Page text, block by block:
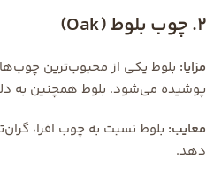
2. چوب بلوط (Oak)
مزایا: بلوط یکی از محبوب‌ترین
پوشیده می‌شود. بلوط همچنین به
معایب: بلوط نسبت به چوب افرا،
دهد.